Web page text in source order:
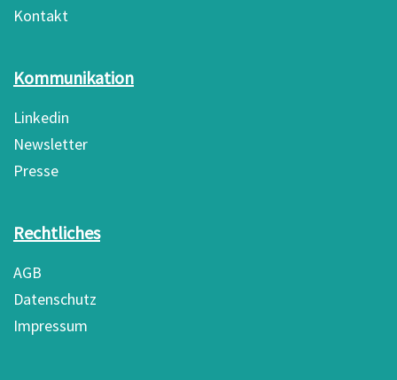
Kontakt
Kommunikation
Linkedin
Newsletter
Presse
Rechtliches
AGB
Datenschutz
Impressum